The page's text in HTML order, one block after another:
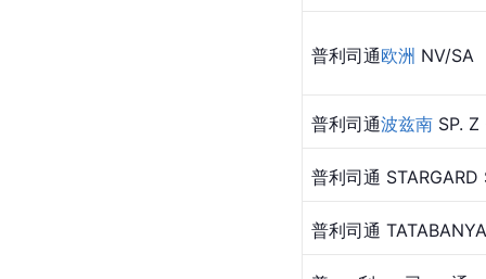
普利司通欧洲 NV/SA
普利司通波兹南 SP. Z
普利司通 STARGARD
普利司通